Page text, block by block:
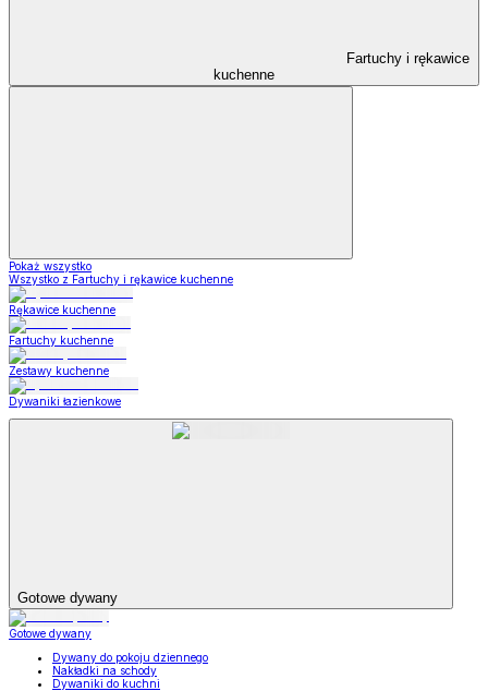
Fartuchy i rękawice
kuchenne
Pokaż wszystko
Wszystko z Fartuchy i rękawice kuchenne
Rękawice kuchenne
Fartuchy kuchenne
Zestawy kuchenne
Dywaniki łazienkowe
Gotowe dywany
Gotowe dywany
Dywany do pokoju dziennego
Nakładki na schody
Dywaniki do kuchni